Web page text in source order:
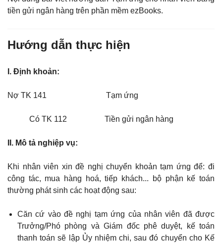
tiền gửi ngân hàng trên phần mềm ezBooks.
Hướng dẫn thực hiện
I. Định khoản:
Nợ TK 141 Tạm ứng
Có TK 112 Tiền gửi ngân hàng
II. Mô tả nghiệp vụ:
Khi nhân viên xin đề nghị chuyển khoản tạm ứng để: đi
công tác, mua hàng hoá, tiếp khách... bộ phận kế toán
thường phát sinh các hoạt động sau:
Căn cứ vào đề nghị tạm ứng của nhân viên đã được
Trưởng/Phó phòng và Giám đốc phê duyệt, kế toán
thanh toán sẽ lập Ủy nhiệm chi, sau đó chuyển cho Kế